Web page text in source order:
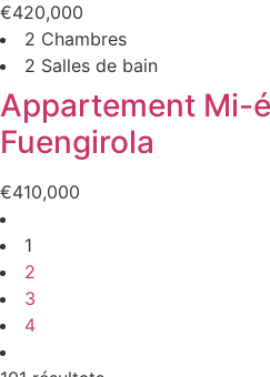
€420,000
2 Chambres
2 Salles de bain
Appartement Mi-
Fuengirola
€410,000
1
2
3
4